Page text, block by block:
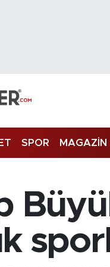
SPOR MAGAZİN